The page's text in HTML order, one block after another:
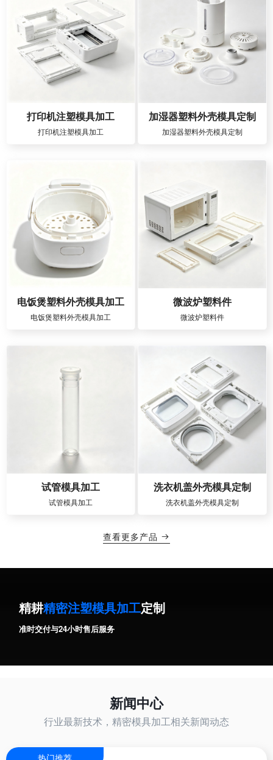
打印机注塑模具加工
打印机注塑模具加工
加湿器塑料外壳模具定制
加湿器塑料外壳模具定制
电饭煲塑料外壳模具加工
电饭煲塑料外壳模具加工
微波炉塑料件
微波炉塑料件
试管模具加工
试管模具加工
洗衣机盖外壳模具定制
洗衣机盖外壳模具定制
查看更多产品 
精耕精密注塑模具加工定制
准时交付与24小时售后服务
新闻中心
行业最新技术，精密模具加工相关新闻动态
热门推荐